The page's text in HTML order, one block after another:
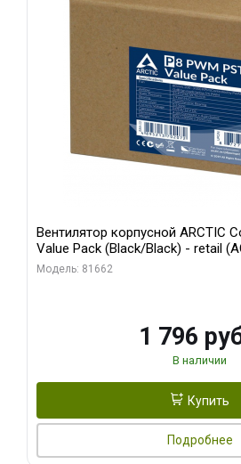
Вентилятор корпусной ARCTIC
Value Pack (Black/Black) - retail
(702072)
Модель: 81662
1 796
В наличии
Купить
Подробнее